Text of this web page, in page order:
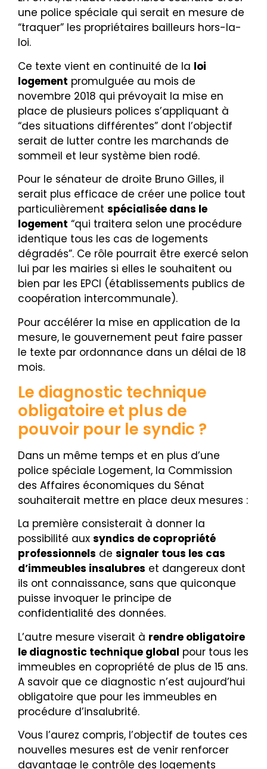
une police spéciale qui serait en mesure de
“traquer” les propriétaires bailleurs hors-la-
loi.
Ce texte vient en continuité de la loi
logement promulguée au mois de
novembre 2018 qui prévoyait la mise en
place de plusieurs polices s’appliquant à
“des situations différentes” dont l’objectif
serait de lutter contre les marchands de
sommeil et leur système bien rodé.
Pour le sénateur de droite Bruno Gilles, il
serait plus efficace de créer une police tout
particulièrement spécialisée dans le
logement “qui traitera selon une procédure
identique tous les cas de logements
dégradés”. Ce rôle pourrait être exercé selon
lui par les mairies si elles le souhaitent ou
bien par les EPCI (établissements publics de
coopération intercommunale).
Pour accélérer la mise en application de la
mesure, le gouvernement peut faire passer
le texte par ordonnance dans un délai de 18
mois.
Le diagnostic technique
obligatoire et plus de
pouvoir pour le syndic ?
Dans un même temps et en plus d’une
police spéciale Logement, la Commission
des Affaires économiques du Sénat
souhaiterait mettre en place deux mesures :
La première consisterait à donner la
possibilité aux syndics de copropriété
professionnels de signaler tous les cas
d’immeubles insalubres et dangereux dont
ils ont connaissance, sans que quiconque
puisse invoquer le principe de
confidentialité des données.
L’autre mesure viserait à rendre obligatoire
le diagnostic technique global pour tous les
immeubles en copropriété de plus de 15 ans.
A savoir que ce diagnostic n’est aujourd’hui
obligatoire que pour les immeubles en
procédure d’insalubrité.
Vous l’aurez compris, l’objectif de toutes ces
nouvelles mesures est de venir renforcer
davantage le contrôle des logements